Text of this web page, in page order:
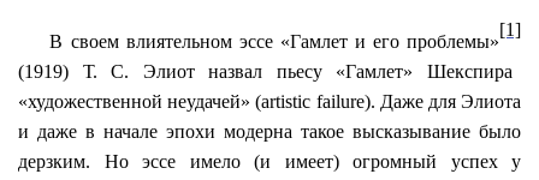
В своем влиятельном эссе «Гамлет и его проблемы»
[1]
(1919) Т. С. Элиот назвал пьесу «Гамлет» Шекспира
«художественной неудачей» (artistic failure). Даже для Элиота
и даже в начале эпохи модерна такое высказывание было
дерзким. Но эссе имело (и имеет) огромный успех у